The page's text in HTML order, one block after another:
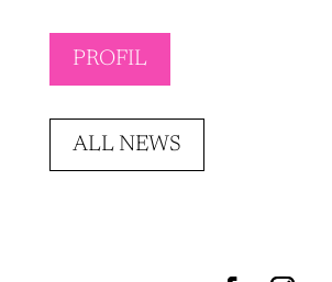
PROFIL
ALL NEWS